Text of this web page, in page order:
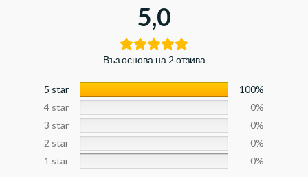
5,0
Въз основа на 2 отзива
5 star
100%
4 star
0%
3 star
0%
2 star
0%
1 star
0%